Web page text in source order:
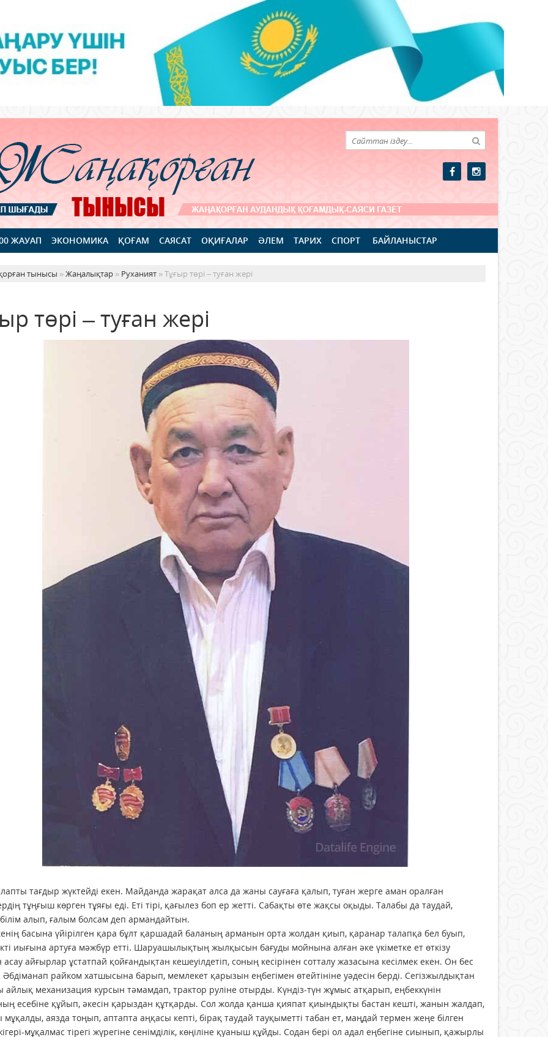
ЖАУАП ЭКОНОМИКА ҚОҒАМ САЯСАТ ОҚИҒАЛАР ӘЛЕМ ТАРИХ СПОРТ БАЙЛАНЫСТАР
тынысы »Жаңалықтар » Руханият » Тұғыр төрі – туған жері
төрі – туған жері
тағдыр жүктейді екен. Майданда жарақат алса да жаны сауғаға қалып, туған жерге аман оралған
тұңғыш көрген тұяғы еді. Еті тірі, қағылез боп ер жетті. Сабақты өте жақсы оқыды. Талабы да таудай,
алып, ғалым болсам деп армандайтын.
басына үйірілген қара бұлт қаршадай баланың арманын орта жолдан қиып, қаранар талапқа бел буып,
иығына артуға мәжбүр етті. Шаруашылықтың жылқысын бағуды мойнына алған әке үкіметке ет өткізу
айғырлар ұстатпай қойғандықтан кешеуілдетіп, соның кесірінен сотталу жазасына кесілмек екен. Он бес
Әбдіманап райком хатшысына барып, мемлекет қарызын еңбегімен өтейтініне уәдесін берді. Сегізжылдықтан
айлық механизация курсын тәмамдап, трактор руліне отырды. Күндіз-түн жұмыс атқарып, еңбеккүнін
есебіне құйып, әкесін қарыздан құтқарды. Сол жолда қанша қияпат қиындықты бастан кешті, жанын жалдап,
мұқалды, аязда тоңып, аптапта аңқасы кепті, бірақ таудай тауқыметті табан ет, маңдай термен жеңе білген
мұқалмас тірегі жүрегіне сенімділік, көңіліне қуаныш құйды. Содан бері ол адал еңбегіне сиынып, қажырлы